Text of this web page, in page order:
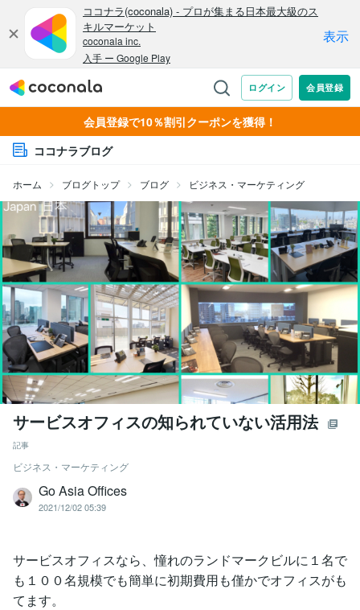
会員登録で10％割引クーポンを獲得！
ココナラブログ
ホーム ブログトップ ブログ ビジネス・マーケティング
サービスオフィスの知られていない活用法
記事
ビジネス・マーケティング
Go Asia Offices
2021/12/02 05:39
サービスオフィスなら、憧れのランドマークビルに１名で
も１００名規模でも簡単に初期費用も僅かでオフィスがも
てます。